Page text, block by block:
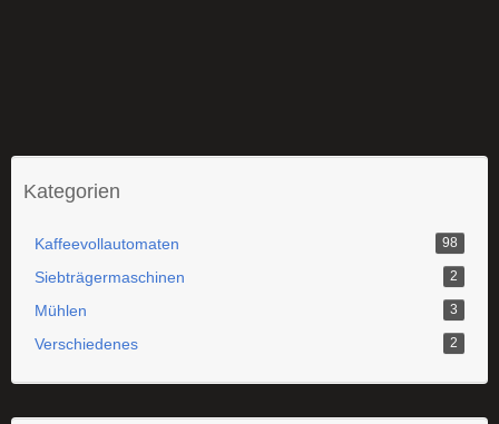
Kategorien
Kaffeevollautomaten 98
Siebträgermaschinen 2
Mühlen 3
Verschiedenes 2